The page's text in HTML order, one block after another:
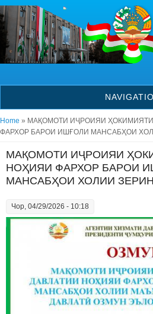
Skip to main content
You are here
Home » МАҚОМОТИ ИҶРОИЯИ
ФАРХОР БАРОИ ИШҒОЛИ МАНСАБҲОИ
МАҚОМОТИ ИҶРОИЯИ
НОҲИЯИ ФАРХОР БАРОИ
МАНСАБҲОИ ХОЛИИ
Чор, 04/29/2026 - 10:18